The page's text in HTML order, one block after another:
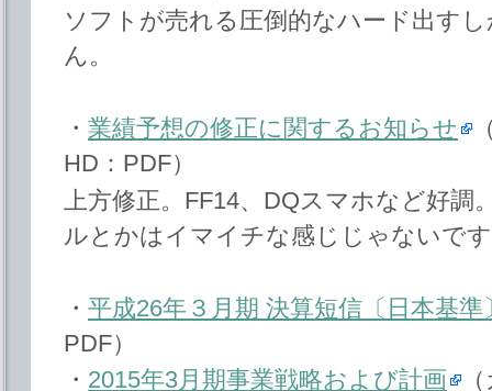
ソフトが売れる圧倒的なハード出す
ん。
・ 業績予想の修正に関するお知らせ
HD：PDF）
上方修正。FF14、DQスマホなど好
ルとかはイマイチな感じじゃないで
・ 平成26年３月期 決算短信〔日本基準
PDF）
・ 2015年3月期事業戦略および計画